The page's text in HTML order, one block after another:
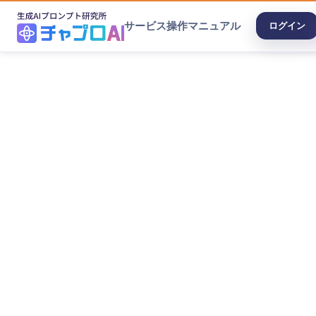
サービス操作マニュアル ログイン